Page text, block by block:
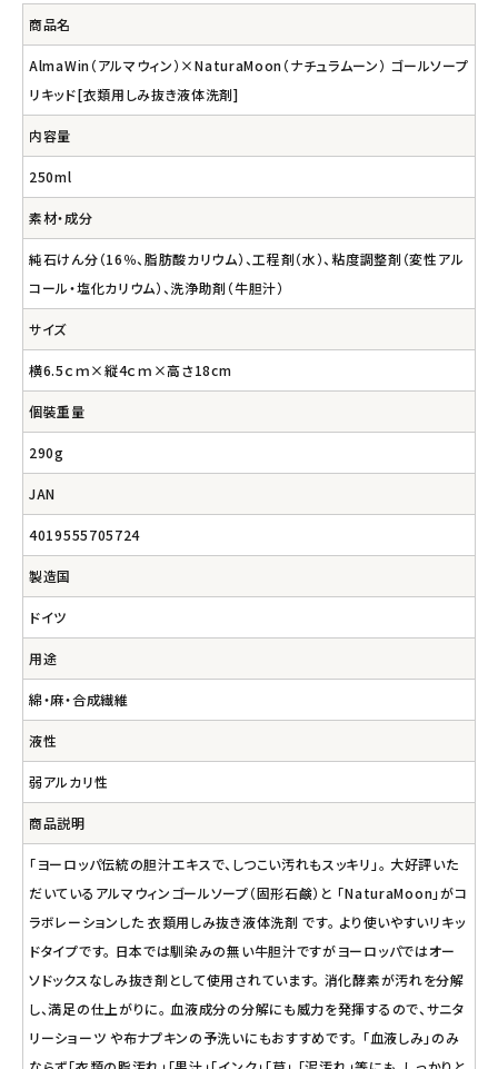
商品名
AlmaWin（アルマウィン）×NaturaMoon（ナチュラムーン） ゴールソープ
リキッド[衣類用しみ抜き液体洗剤]
内容量
250ml
素材・成分
純石けん分（16％、脂肪酸カリウム）、工程剤（水）、粘度調整剤（変性アル
コール・塩化カリウム）、洗浄助剤（牛胆汁）
サイズ
横6.5ｃｍ×縦4ｃｍ×高さ18cm
個裝重量
290g
JAN
4019555705724
製造国
ドイツ
用途
綿・麻・合成繊維
液性
弱アルカリ性
商品説明
「ヨーロッパ伝統の胆汁エキスで、しつこい汚れもスッキリ」。 大好評いた
だいているアルマウィンゴールソープ（固形石鹸）と 「NaturaMoon」がコ
ラボレーションした 衣類用しみ抜き液体洗剤 です。 より使いやすいリキッ
ドタイプです。 日本では馴染みの無い牛胆汁ですがヨーロッパではオー
ソドックスなしみ抜き剤として使用されています。 消化酵素が汚れを分解
し、満足の仕上がりに。 血液成分の分解にも威力を発揮するので、サニタ
リーショーツ や布ナプキンの予洗いにもおすすめです。 「血液しみ」のみ